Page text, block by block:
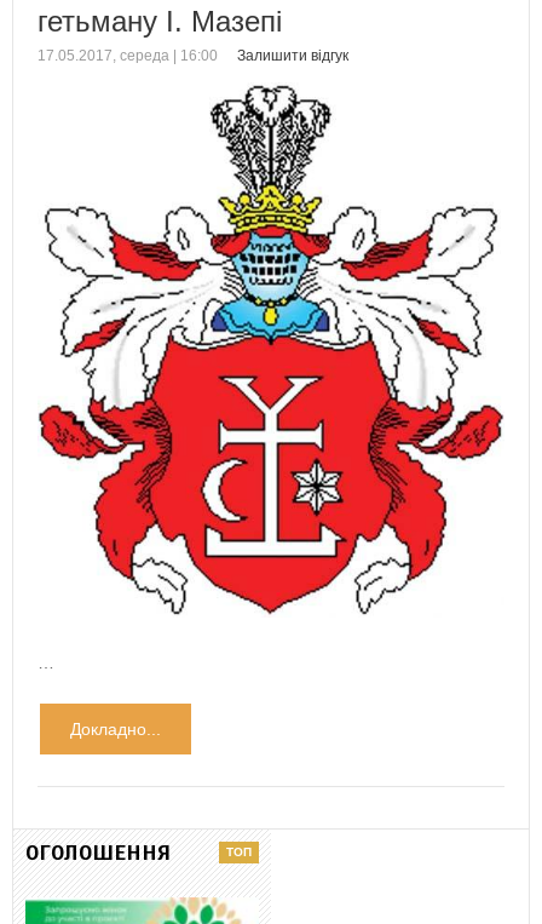
гетьману І. Мазепі
17.05.2017, середа | 16:00 Залишити відгук
Докладно...
ОГОЛОШЕННЯ